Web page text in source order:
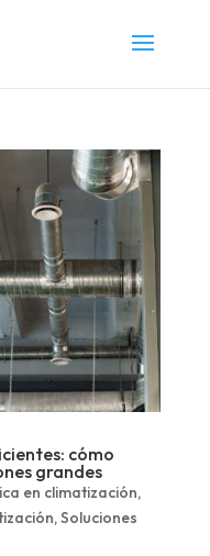
cómo
grandes
en climatización,
,Soluciones